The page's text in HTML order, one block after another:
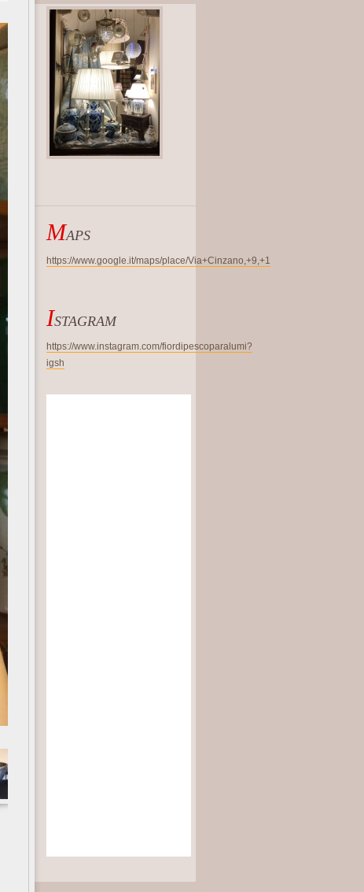
MAPS
https://www.google.it/maps/place/Via+Cinzano,+9,+1
ISTAGRAM
https://www.instagram.com/fiordipescoparalumi?
igsh